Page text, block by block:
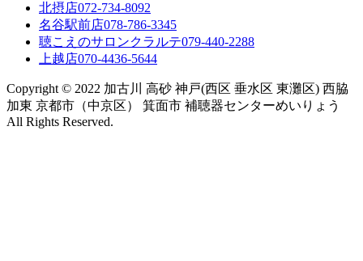
北摂店072-734-8092
名谷駅前店078-786-3345
聴こえのサロンクラルテ079-440-2288
上越店070-4436-5644
Copyright © 2022 加古川 高砂 神戸(西区 垂水区 東灘区) 西脇
加東 京都市（中京区） 箕面市 補聴器センターめいりょう
All Rights Reserved.